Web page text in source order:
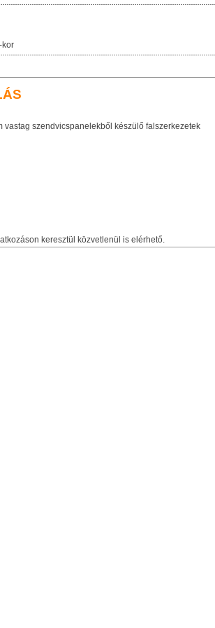
kor
vastag szendvicspanelekből készülő falszerkezetek
keresztül közvetlenül is elérhető.